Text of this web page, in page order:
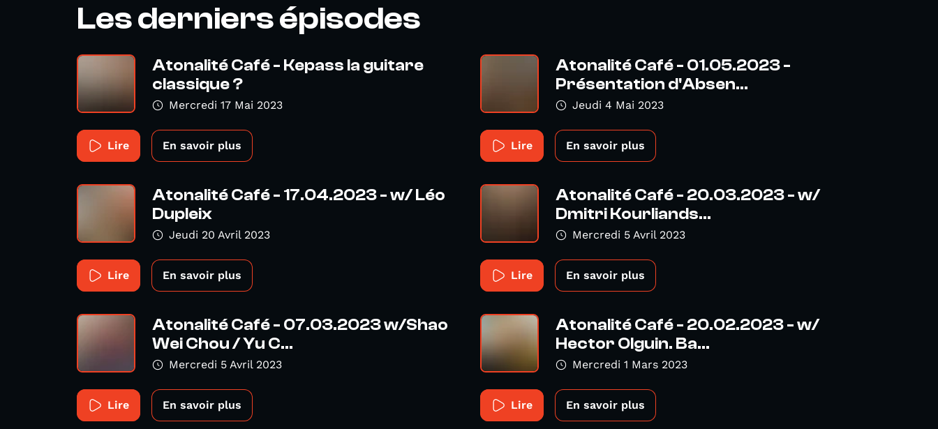
Les derniers épisodes
Atonalité Café - Kepass la guitare
classique ?
Mercredi 17 Mai 2023
Lire En savoir plus
Atonalité Café - 01.05.2023 -
Présentation d'Absen...
Jeudi 4 Mai 2023
Lire En savoir plus
Atonalité Café - 17.04.2023 - w/ Léo
Dupleix
Jeudi 20 Avril 2023
Lire En savoir plus
Atonalité Café - 20.03.2023 - w/
Dmitri Kourliands...
Mercredi 5 Avril 2023
Lire En savoir plus
Atonalité Café - 07.03.2023 w/Shao
Wei Chou / Yu C...
Mercredi 5 Avril 2023
Lire En savoir plus
Atonalité Café - 20.02.2023 - w/
Hector Olguin. Ba...
Mercredi 1 Mars 2023
Lire En savoir plus